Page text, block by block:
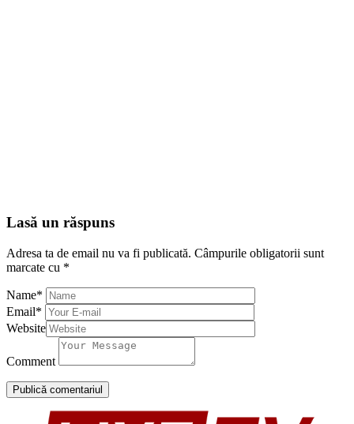
Lasă un răspuns
Adresa ta de email nu va fi publicată. Câmpurile obligatorii sunt
marcate cu *
Name*
Email*
Website
Comment